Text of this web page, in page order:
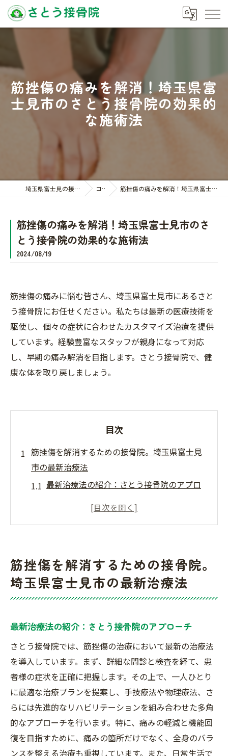
筋挫傷の痛みを解消！埼玉県富
士見市のさとう接骨院の効果的
な施術法
埼玉県富士見の接骨院ならさとう接骨院 コラム 筋挫傷の痛みを解消！埼玉県富士見市のさとう接骨院の効果的な施術法
筋挫傷の痛みを解消！埼玉県富士見市のさ
とう接骨院の効果的な施術法
2024/08/19
筋挫傷の痛みに悩む皆さん、埼玉県富士見市にあるさと
う接骨院にお任せください。私たちは最新の医療技術を
駆使し、個々の症状に合わせたカスタマイズ治療を提供
しています。経験豊富なスタッフが親身になって対応
し、早期の痛み解消を目指します。さとう接骨院で、健
康な体を取り戻しましょう。
目次
筋挫傷を解消するための接骨院。埼玉県富士見
市の最新治療法
最新治療法の紹介：さとう接骨院のアプロ
筋挫傷治療における革新技術の活用
患者の声：さとう接骨院での治療体験
さとう接骨院の治療実績と信頼性
埼玉県富士見市の接骨院で筋挫傷の痛みを根本
筋挫傷の原因を徹底分析
最新の医療技術による痛みの解消
治療後の再発防止策
患者インタビュー：根本治療の成果
さとう接骨院の治療哲学と理念
接骨院の専門知識が筋挫傷に効く理由：埼玉県
筋挫傷を解消するための接骨院。
埼玉県富士見市の最新治療法
最新治療法の紹介：さとう接骨院のアプローチ
さとう接骨院では、筋挫傷の治療において最新の治療法
を導入しています。まず、詳細な問診と検査を経て、患
者様の症状を正確に把握します。その上で、一人ひとり
に最適な治療プランを提案し、手技療法や物理療法、さ
らには先進的なリハビリテーションを組み合わせた多角
的なアプローチを行います。特に、痛みの軽減と機能回
復を目指すために、痛みの箇所だけでなく、全身のバラ
ンスを整える治療も重視しています。また、日常生活で